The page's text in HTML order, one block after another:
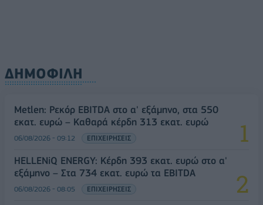
ΔΗΜΟΦΙΛΗ
Metlen: Ρεκόρ EBITDA στο α' εξάμηνο, στα 550
εκατ. ευρώ – Καθαρά κέρδη 313 εκατ. ευρώ
06/08/2026 - 09:12 ΕΠΙΧΕΙΡΗΣΕΙΣ
HELLENiQ ENERGY: Κέρδη 393 εκατ. ευρώ στο α'
εξάμηνο – Στα 734 εκατ. ευρώ τα EBITDA
06/08/2026 - 08:05 ΕΠΙΧΕΙΡΗΣΕΙΣ